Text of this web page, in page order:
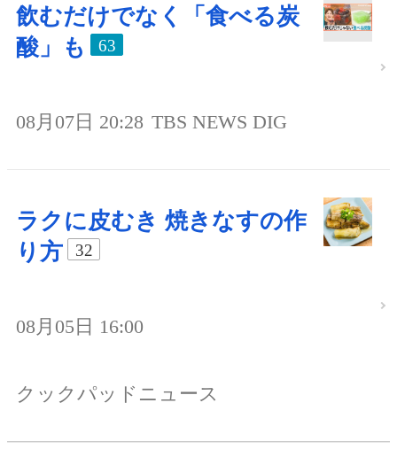
飲むだけでなく「食べる炭
酸」も
63
08月07日 20:28 TBS NEWS DIG
ラクに皮むき 焼きなすの作
り方
32
08月05日 16:00
クックパッドニュース